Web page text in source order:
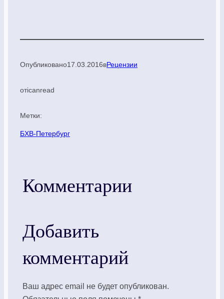
Опубликовано17.03.2016вРецензии
отicanread
Метки:
БХВ-Петербург
Комментарии
Добавить
комментарий
Ваш адрес email не будет опубликован.